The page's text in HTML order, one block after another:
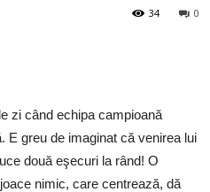
0
34
zi când echipa campioană
E greu de imaginat că venirea lui
două eşecuri la rând! O
nimic, care centrează, dă